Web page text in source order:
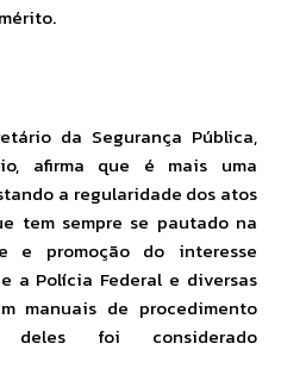
da Segurança Pública,
afirma que é mais uma
a regularidade dos atos
tem sempre se pautado na
e promoção do interesse
a Polícia Federal e diversas
manuais de procedimento
foi considerado